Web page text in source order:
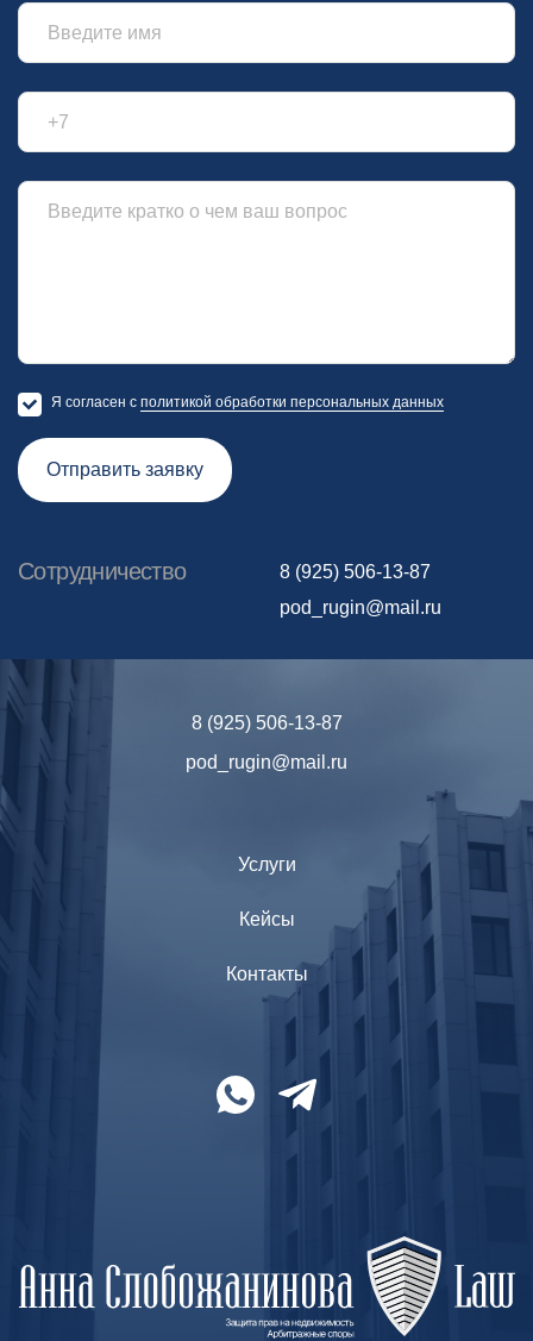
Я согласен с политикой обработки персональных данных
Отправить заявку
Сотрудничество
8 (925) 506-13-87
pod_rugin@mail.ru
8 (925) 506-13-87
pod_rugin@mail.ru
Услуги
Кейсы
Контакты